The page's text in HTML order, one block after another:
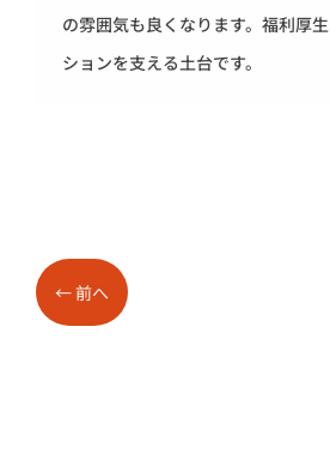
の雰囲気も良くなります。福利厚
ションを支える土台です。
←前へ